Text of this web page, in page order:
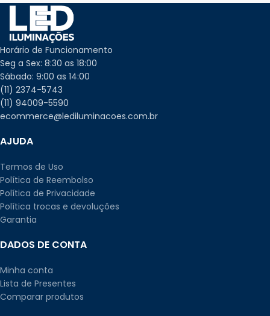
Horário de Funcionamento
Seg a Sex: 8:30 as 18:00
Sábado: 9:00 as 14:00
(11) 2374-5743
(11) 94009-5590
ecommerce@lediluminacoes.com.br
AJUDA
Termos de Uso
Política de Reembolso
Política de Privacidade
Política trocas e devoluções
Garantia
DADOS DE CONTA
Minha conta
Lista de Presentes
Comparar produtos